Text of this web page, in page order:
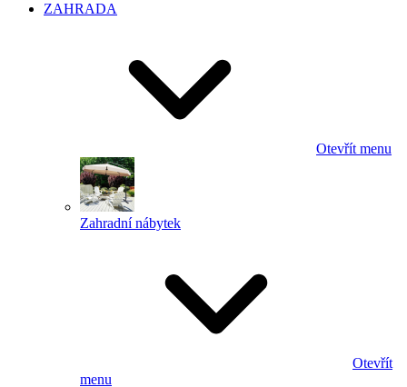
ZAHRADA
Otevřít menu
Zahradní nábytek
Otevřít
menu